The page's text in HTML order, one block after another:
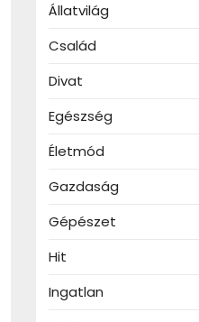
Állatvilág
Család
Divat
Egészség
Életmód
Gazdaság
Gépészet
Hit
Ingatlan